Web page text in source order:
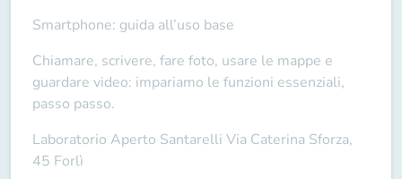
Smartphone: guida all’uso base
Chiamare, scrivere, fare foto, usare le mappe e
guardare video: impariamo le funzioni essenziali,
passo passo.
Laboratorio Aperto Santarelli Via Caterina Sforza,
45 Forlì